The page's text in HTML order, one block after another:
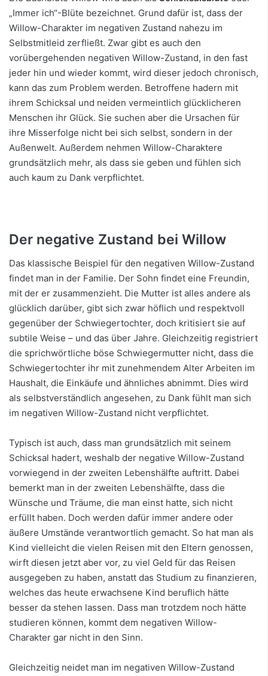
„Immer ich“-Blüte bezeichnet. Grund dafür ist, dass der
Willow-Charakter im negativen Zustand nahezu im
Selbstmitleid zerfließt. Zwar gibt es auch den
vorübergehenden negativen Willow-Zustand, in den fast
jeder hin und wieder kommt, wird dieser jedoch chronisch,
kann das zum Problem werden. Betroffene hadern mit
ihrem Schicksal und neiden vermeintlich glücklicheren
Menschen ihr Glück. Sie suchen aber die Ursachen für
ihre Misserfolge nicht bei sich selbst, sondern in der
Außenwelt. Außerdem nehmen Willow-Charaktere
grundsätzlich mehr, als dass sie geben und fühlen sich
auch kaum zu Dank verpflichtet.
Der negative Zustand bei Willow
Das klassische Beispiel für den negativen Willow-Zustand
findet man in der Familie. Der Sohn findet eine Freundin,
mit der er zusammenzieht. Die Mutter ist alles andere als
glücklich darüber, gibt sich zwar höflich und respektvoll
gegenüber der Schwiegertochter, doch kritisiert sie auf
subtile Weise – und das über Jahre. Gleichzeitig registriert
die sprichwörtliche böse Schwiegermutter nicht, dass die
Schwiegertochter ihr mit zunehmendem Alter Arbeiten im
Haushalt, die Einkäufe und ähnliches abnimmt. Dies wird
als selbstverständlich angesehen, zu Dank fühlt man sich
im negativen Willow-Zustand nicht verpflichtet.
Typisch ist auch, dass man grundsätzlich mit seinem
Schicksal hadert, weshalb der negative Willow-Zustand
vorwiegend in der zweiten Lebenshälfte auftritt. Dabei
bemerkt man in der zweiten Lebenshälfte, dass die
Wünsche und Träume, die man einst hatte, sich nicht
erfüllt haben. Doch werden dafür immer andere oder
äußere Umstände verantwortlich gemacht. So hat man als
Kind vielleicht die vielen Reisen mit den Eltern genossen,
wirft diesen jetzt aber vor, zu viel Geld für das Reisen
ausgegeben zu haben, anstatt das Studium zu finanzieren,
welches das heute erwachsene Kind beruflich hätte
besser da stehen lassen. Dass man trotzdem noch hätte
studieren können, kommt dem negativen Willow-
Charakter gar nicht in den Sinn.
Gleichzeitig neidet man im negativen Willow-Zustand